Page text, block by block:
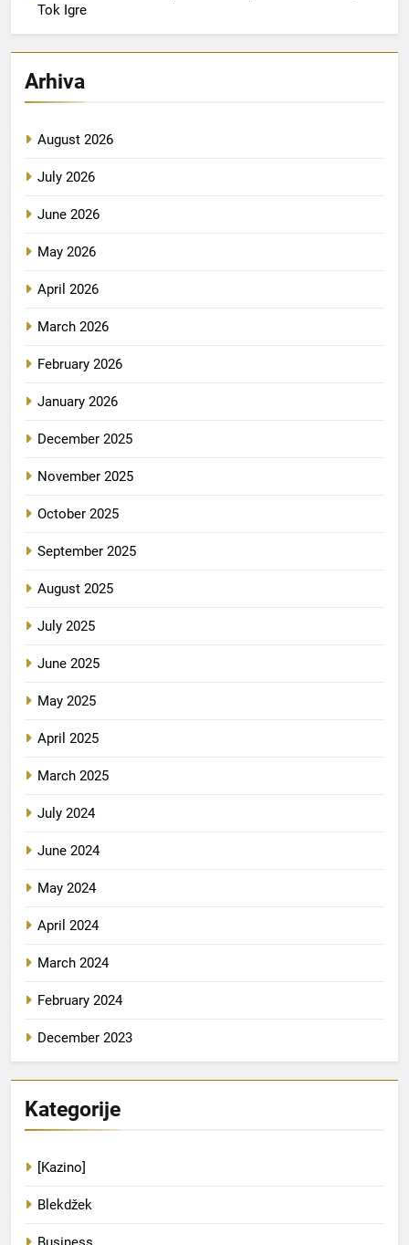
Tok Igre
Arhiva
August 2026
July 2026
June 2026
May 2026
April 2026
March 2026
February 2026
January 2026
December 2025
November 2025
October 2025
September 2025
August 2025
July 2025
June 2025
May 2025
April 2025
March 2025
July 2024
June 2024
May 2024
April 2024
March 2024
February 2024
December 2023
Kategorije
[Kazino]
Blekdžek